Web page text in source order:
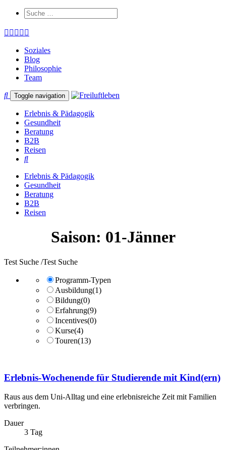
Soziales
Blog
Philosophie
Team
Toggle navigation
Erlebnis & Pädagogik
Gesundheit
Beratung
B2B
Reisen
Erlebnis & Pädagogik
Gesundheit
Beratung
B2B
Reisen
Saison: 01-Jänner
Test Suche /Test Suche
Programm-Typen
Ausbildung(1)
Bildung(0)
Erfahrung(9)
Incentives(0)
Kurse(4)
Touren(13)
Erlebnis-Wochenende für Studierende mit Kind(ern)
Raus aus dem Uni-Alltag und eine erlebnisreiche Zeit mit Familien
verbringen.
Dauer
3 Tag